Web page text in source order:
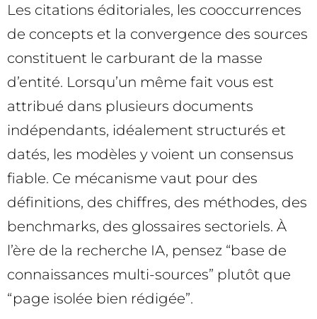
Les citations éditoriales, les cooccurrences
de concepts et la convergence des sources
constituent le carburant de la masse
d’entité. Lorsqu’un même fait vous est
attribué dans plusieurs documents
indépendants, idéalement structurés et
datés, les modèles y voient un consensus
fiable. Ce mécanisme vaut pour des
définitions, des chiffres, des méthodes, des
benchmarks, des glossaires sectoriels. À
l’ère de la recherche IA, pensez “base de
connaissances multi-sources” plutôt que
“page isolée bien rédigée”.